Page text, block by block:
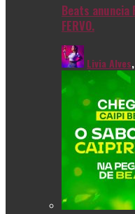
Beats anuncia
FERVO.
Livia Alves,